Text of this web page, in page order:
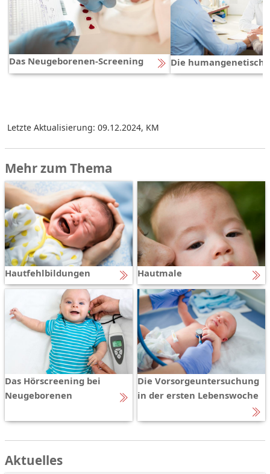
Das Neugeborenen-Screening Die
Letzte Aktualisierung: 09.12.2024, KM
Mehr zum Thema
Hautfehlbildungen Hautmale
Das Hörscreening bei
Neugeborenen
Die Vorsorgeuntersuchung
in der ersten Lebenswoche
Aktuelles